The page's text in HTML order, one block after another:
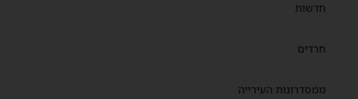
חדשות
חרדים
ממסדרונות העירייה